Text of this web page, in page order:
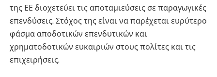
της ΕΕ διοχετεύει τις αποταμιεύσεις σε παραγωγικές
επενδύσεις. Στόχος της είναι να παρέχεται ευρύτερο
φάσμα αποδοτικών επενδυτικών και
χρηματοδοτικών ευκαιριών στους πολίτες και τις
επιχειρήσεις.